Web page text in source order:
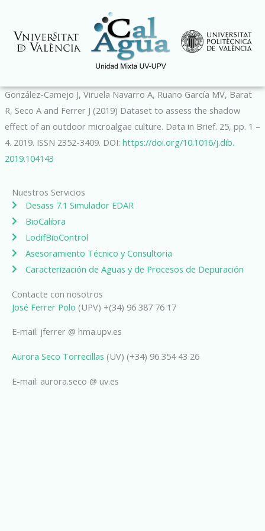
contenido
González-Camejo J, Viruela Navarro A, Ruano García MV, Barat
R, Seco A and Ferrer J (2019) Dataset to assess the shadow
effect of an outdoor microalgae culture. Data in Brief. 25, pp. 1 –
4. 2019. ISSN 2352-3409. DOI: https://doi.org/10.1016/j.dib.
2019.104143
Nuestros Servicios
Desass 7.1 Simulador EDAR
BioCalibra
LodifBioControl
Asesoramiento Técnico y Consultoria
Caracterización de Aguas y de Procesos de Depuración
Contacte con nosotros
José Ferrer Polo (UPV) +(34) 96 387 76 17
E-mail: jferrer @ hma.upv.es
Aurora Seco Torrecillas (UV) (+34) 96 354 43 26
E-mail: aurora.seco @ uv.es